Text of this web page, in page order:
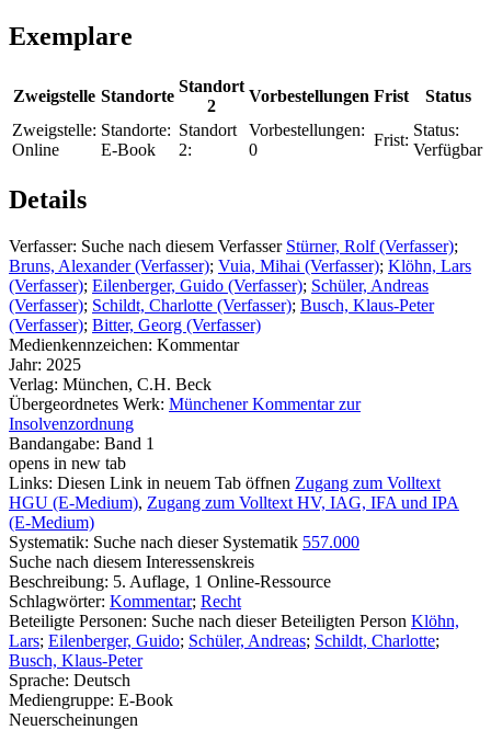
Exemplare
Zweigstelle Standorte
Standort
2
Vorbestellungen Frist
Status
Zweigstelle:
Online
Standorte:
E-Book
Standort
2:
Vorbestellungen:
0
Frist:
Status:
Verfügbar
Details
Verfasser: Suche nach diesem Verfasser Stürner, Rolf (Verfasser);
Bruns, Alexander (Verfasser); Vuia, Mihai (Verfasser); Klöhn, Lars
(Verfasser); Eilenberger, Guido (Verfasser); Schüler, Andreas
(Verfasser); Schildt, Charlotte (Verfasser); Busch, Klaus-Peter
(Verfasser); Bitter, Georg (Verfasser)
Medienkennzeichen: Kommentar
Jahr: 2025
Verlag: München, C.H. Beck
Übergeordnetes Werk: Münchener Kommentar zur
Insolvenzordnung
Bandangabe: Band 1
opens in new tab
Links: Diesen Link in neuem Tab öffnen Zugang zum Volltext
HGU (E-Medium), Zugang zum Volltext HV, IAG, IFA und IPA
(E-Medium)
Systematik: Suche nach dieser Systematik 557.000
Suche nach diesem Interessenskreis
Beschreibung: 5. Auflage, 1 Online-Ressource
Schlagwörter: Kommentar; Recht
Beteiligte Personen: Suche nach dieser Beteiligten Person Klöhn,
Lars; Eilenberger, Guido; Schüler, Andreas; Schildt, Charlotte;
Busch, Klaus-Peter
Sprache: Deutsch
Mediengruppe: E-Book
Neuerscheinungen